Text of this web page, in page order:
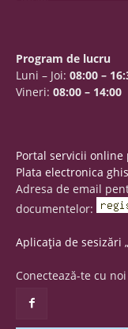
Program de lucru
Luni – Joi: 08:00 –
Vineri: 08:00 – 14:00
Portal servicii online
Plata electronica
Adresa de email
documentelor:
Aplicația de sesizări
Conectează-te cu noi